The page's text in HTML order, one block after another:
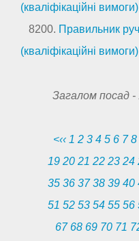
(кваліфікаційні вимоги)
8200. Правильник
(кваліфікаційні вимоги)
Загалом посад -
<‹‹ 1 2 3 4 5 6 7 8
19 20 21 22 23 24
35 36 37 38 39 40
51 52 53 54 55 56
67 68 69 70 71